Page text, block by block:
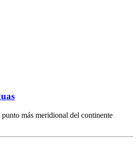
punto más meridional del continente